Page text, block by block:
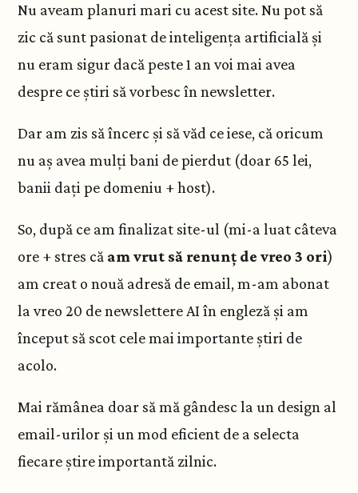
Nu aveam planuri mari cu acest site. Nu pot să
zic că sunt pasionat de inteligența artificială și
nu eram sigur dacă peste 1 an voi mai avea
despre ce știri să vorbesc în newsletter.
Dar am zis să încerc și să văd ce iese, că oricum
nu aș avea mulți bani de pierdut (doar 65 lei,
banii dați pe domeniu + host).
So, după ce am finalizat site-ul (mi-a luat câteva
ore + stres că am vrut să renunț de vreo 3 ori)
am creat o nouă adresă de email, m-am abonat
la vreo 20 de newslettere AI în engleză și am
început să scot cele mai importante știri de
acolo.
Mai rămânea doar să mă gândesc la un design al
email-urilor și un mod eficient de a selecta
fiecare știre importantă zilnic.